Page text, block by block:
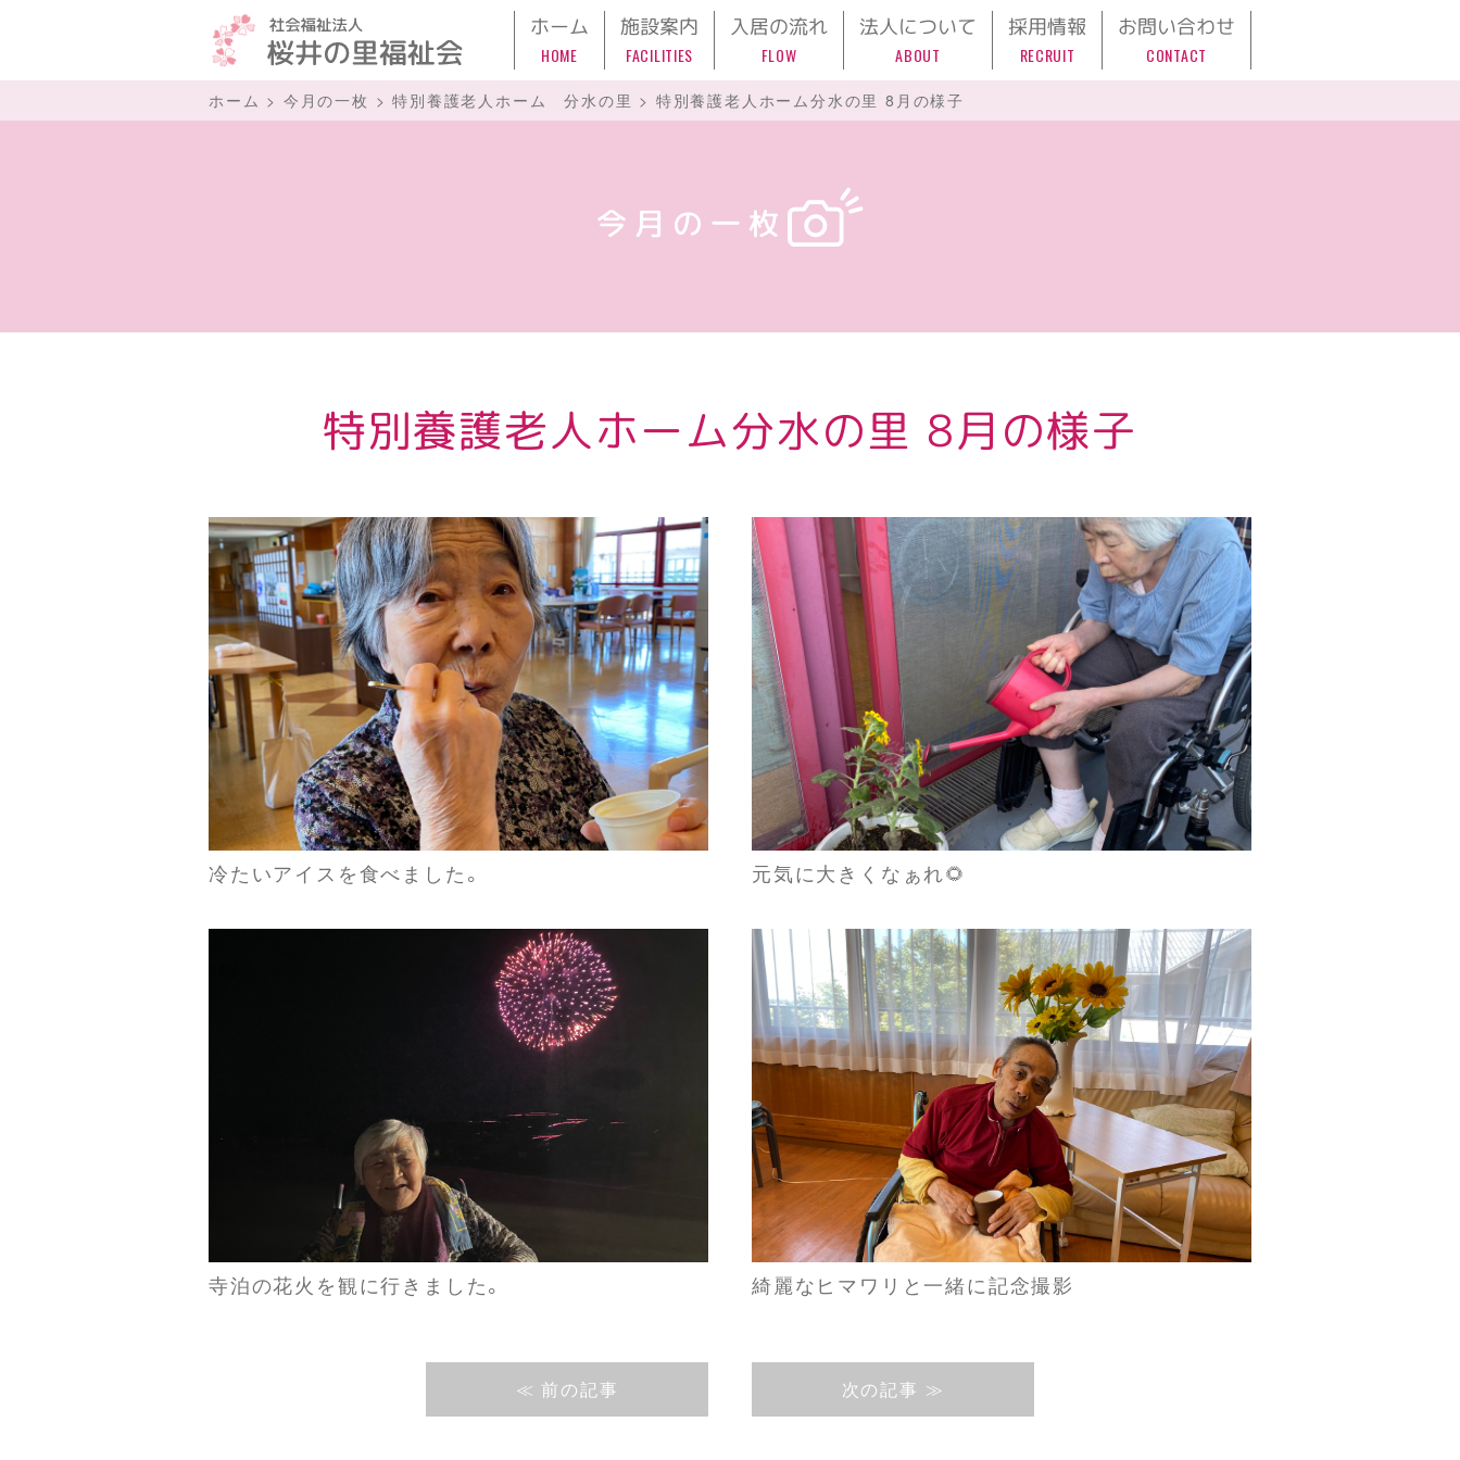
ホーム
HOME
施設案内
FACILITIES
入居の流れ
FLOW
法人について
ABOUT
採用情報
RECRUIT
お問い合わせ
CONTACT
ホーム > 今月の一枚 >特別養護老人ホーム 分水の里 > 特別養護老人ホーム分水の里 8月の様子
今月の一枚
特別養護老人ホーム分水の里 8月の様子
冷たいアイスを食べました。 元気に大きくなぁれ🌻
寺泊の花火を観に行きました。 綺麗なヒマワリと一緒に記念撮影
≪ 前の記事 次の記事 ≫